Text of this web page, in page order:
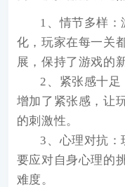
1、情节多样
化，玩家在每一关
展，保持了游戏的
2、紧张感十
增加了紧张感，让
的刺激性。
3、心理对抗
要应对自身心理的
难度。